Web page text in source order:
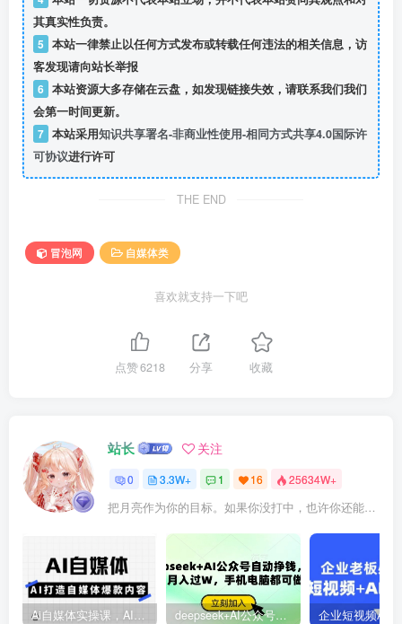
其真实性负责。
5 本站一律禁止以任何方式发布或转载任何违法的相关信息，访
客发现请向站长举报
6 本站资源大多存储在云盘，如发现链接失效，请联系我们我们
会第一时间更新。
7 本站采用知识共享署名-非商业性使用-相同方式共享4.0国际许
可协议进行许可
THE END
冒泡网 自媒体类
喜欢就支持一下吧
点赞6218 分享 收藏
站长 关注
0 3.3W+ 1 16 25634W+
把月亮作为你的目标。如果你没打中，也许你还能打中星星
Ai自媒体实操课，AI打造自媒体爆款内容 deepseek+AI公众号自动挣钱，轻松月入过W，手机电脑都可做